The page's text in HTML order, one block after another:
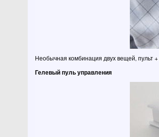
Необычная комбинация двух вещей, пульт
Гелевый пуль управления